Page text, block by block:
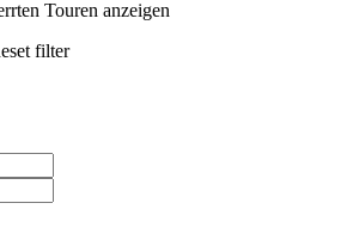
Touren anzeigen
filter